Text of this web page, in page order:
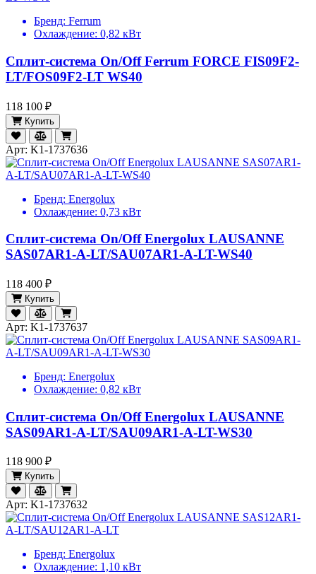
Бренд: Ferrum
Охлаждение: 0,82 кВт
Сплит-система On/Off Ferrum FORCE FIS09F2-
LT/FOS09F2-LT WS40
118 100 ₽
Купить
Арт: K1-1737636
Бренд: Energolux
Охлаждение: 0,73 кВт
Сплит-система On/Off Energolux LAUSANNE
SAS07AR1-A-LT/SAU07AR1-A-LT-WS40
118 400 ₽
Купить
Арт: K1-1737637
Бренд: Energolux
Охлаждение: 0,82 кВт
Сплит-система On/Off Energolux LAUSANNE
SAS09AR1-A-LT/SAU09AR1-A-LT-WS30
118 900 ₽
Купить
Арт: K1-1737632
Бренд: Energolux
Охлаждение: 1,10 кВт